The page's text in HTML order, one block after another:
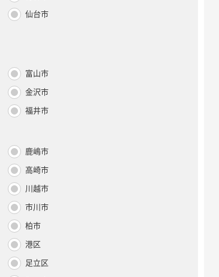
仙台市
富山市
金沢市
福井市
鹿嶋市
高崎市
川越市
市川市
柏市
港区
足立区